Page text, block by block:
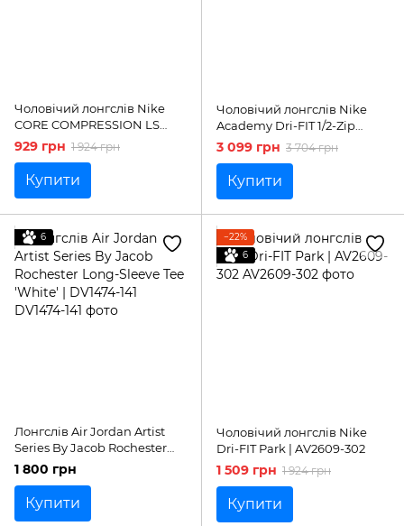
Чоловічий лонгслів Nike
CORE COMPRESSION LS
MOCK | 449795-653
929 грн 1 924 грн
Купити
Чоловічий лонгслів Nike
Academy Dri-FIT 1/2-Zip
Football Top | DX4294-017
3 099 грн 3 704 грн
Купити
6
Лонгслів Air Jordan Artist
Series By Jacob Rochester
Long-Sleeve Tee 'White' |
DV1474-141
1 800 грн
Купити
−22%
6
Чоловічий лонгслів Nike
Dri-FIT Park | AV2609-302
1 509 грн 1 924 грн
Купити